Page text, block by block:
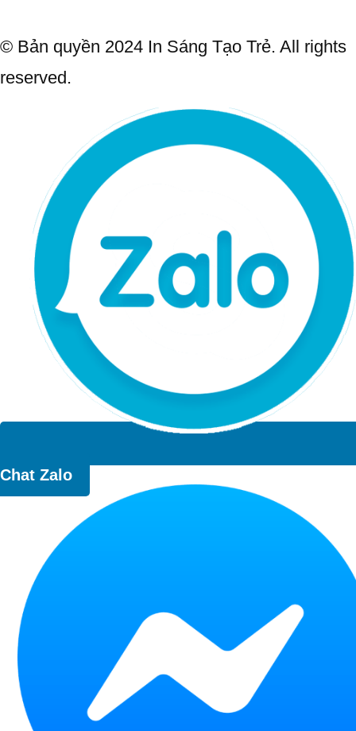
© Bản quyền 2024 In Sáng Tạo Trẻ. All rights
reserved.
Chat Zalo